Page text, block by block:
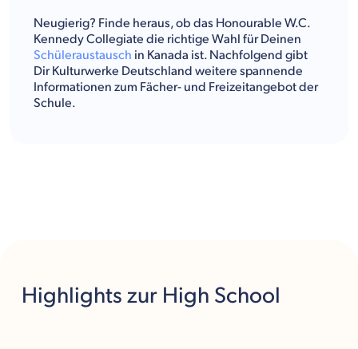
Neugierig? Finde heraus, ob das Honourable W.C.
Kennedy Collegiate die richtige Wahl für Deinen
Schüleraustausch in Kanada ist. Nachfolgend gibt
Dir Kulturwerke Deutschland weitere spannende
Informationen zum Fächer- und Freizeitangebot der
Schule.
Highlights zur High School